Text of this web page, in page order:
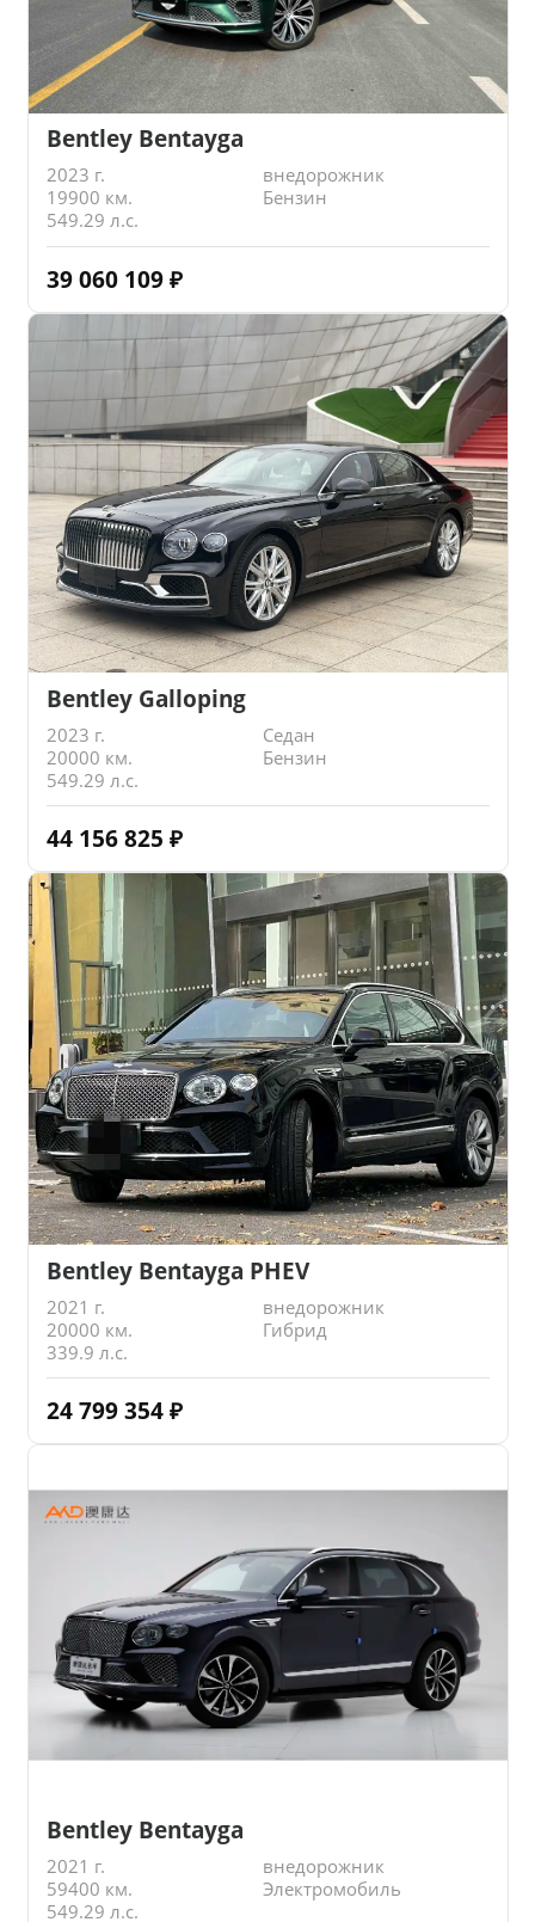
Bentley Bentayga
2023 г.
внедорожник
19900 км.
Бензин
549.29 л.с.
39 060 109 ₽
Bentley Galloping
2023 г.
Седан
20000 км.
Бензин
549.29 л.с.
44 156 825 ₽
Bentley Bentayga PHEV
2021 г.
внедорожник
20000 км.
Гибрид
339.9 л.с.
24 799 354 ₽
Bentley Bentayga
2021 г.
внедорожник
59400 км.
Электромобиль
549.29 л.с.